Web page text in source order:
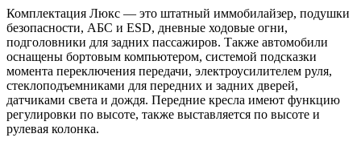
Комплектация Люкс — это штатный иммобилайзер, подушки
безопасности, АБС и ESD, дневные ходовые огни,
подголовники для задних пассажиров. Также автомобили
оснащены бортовым компьютером, системой подсказки
момента переключения передачи, электроусилителем руля,
стеклоподъемниками для передних и задних дверей,
датчиками света и дождя. Передние кресла имеют функцию
регулировки по высоте, также выставляется по высоте и
рулевая колонка.